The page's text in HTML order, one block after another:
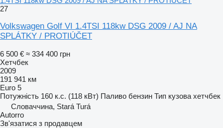
27
Volkswagen Golf VI 1.4TSI 118kw DSG 2009 / AJ NA
SPLÁTKY / PROTIÚČET
6 500 € ≈ 334 400 грн
Хетчбек
2009
191 941 км
Euro 5
Потужність 160 к.с. (118 кВт) Паливо бензин Тип кузова хетчбек
Словаччина, Stará Turá
Autorro
Зв'язатися з продавцем